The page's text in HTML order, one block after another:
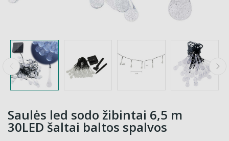
Saulės led sodo žibintai 6,5 m
30LED šaltai baltos spalvos